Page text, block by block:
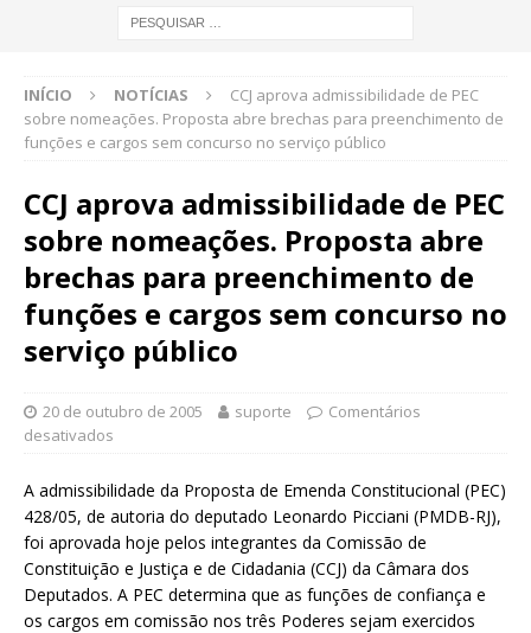
INÍCIO NOTÍCIAS
CCJ aprova admissibilidade de PEC
sobre nomeações. Proposta abre brechas para preenchimento de
funções e cargos sem concurso no serviço público
CCJ aprova admissibilidade de PEC
sobre nomeações. Proposta abre
brechas para preenchimento de
funções e cargos sem concurso no
serviço público
20 de outubro de 2005 suporte
Comentários
desativados
A admissibilidade da Proposta de Emenda Constitucional (PEC)
428/05, de autoria do deputado Leonardo Picciani (PMDB-RJ),
foi aprovada hoje pelos integrantes da Comissão de
Constituição e Justiça e de Cidadania (CCJ) da Câmara dos
Deputados. A PEC determina que as funções de confiança e
os cargos em comissão nos três Poderes sejam exercidos